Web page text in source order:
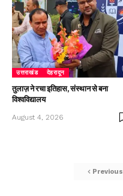
उत्तराखंड देहरादून
तुलाज़ ने रचा इतिहास, संस्थान से बना
विश्वविद्यालय
August 4, 2026
Previous